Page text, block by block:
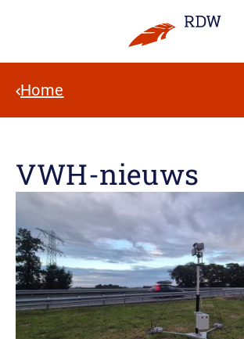
Home
VWH-nieuws